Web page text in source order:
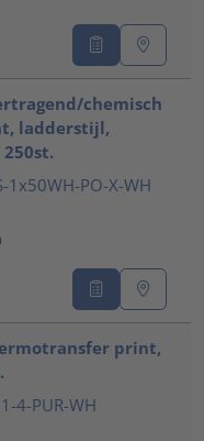
chemisch
ladderstijl,
1x50WH-PO-X-WH
print,
4-PUR-WH